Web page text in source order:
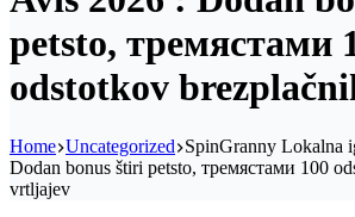
petsto, тремястами
odstotkov
Home Uncategorized SpinGranny Lokalna
Dodan bonus štiri petsto, тремястами 100
vrtljajev